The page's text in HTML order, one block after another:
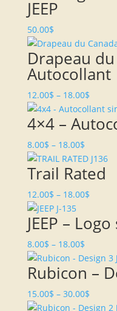
JEEP
50.00$
Drapeau
Autocollant
12.00$ – 18.00$
4×4 –
8.00$ – 18.00$
Trail Rated
12.00$ – 18.00$
JEEP –
8.00$ – 18.00$
Rubicon –
15.00$ – 30.00$